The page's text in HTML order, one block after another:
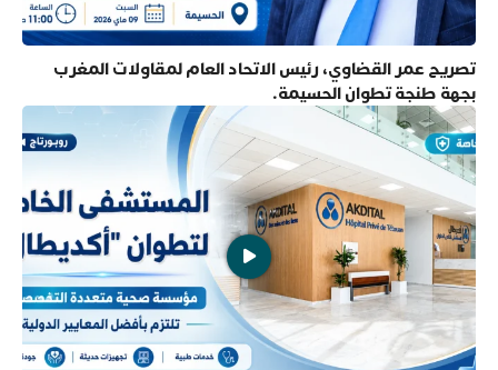
تصريح عمر القضاوي، رئيس الاتحاد العام لمقاولات المغرب
بجهة طنجة تطوان الحسيمة.